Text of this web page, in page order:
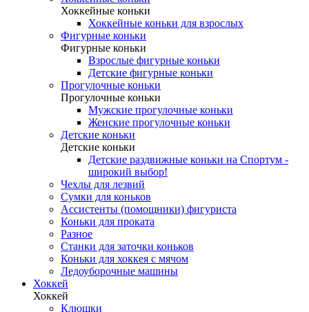
Хоккейные коньки
Хоккейные коньки для взрослых
Фигурные коньки
Фигурные коньки
Взрослые фигурные коньки
Детские фигурные коньки
Прогулочные коньки
Прогулочные коньки
Мужские прогулочные коньки
Женские прогулочные коньки
Детские коньки
Детские коньки
Детские раздвижные коньки на Спортум -
широкий выбор!
Чехлы для лезвий
Сумки для коньков
Ассистенты (помощники) фигуриста
Коньки для проката
Разное
Станки для заточки коньков
Коньки для хоккея с мячом
Ледоуборочные машины
Хоккей
Хоккей
Клюшки